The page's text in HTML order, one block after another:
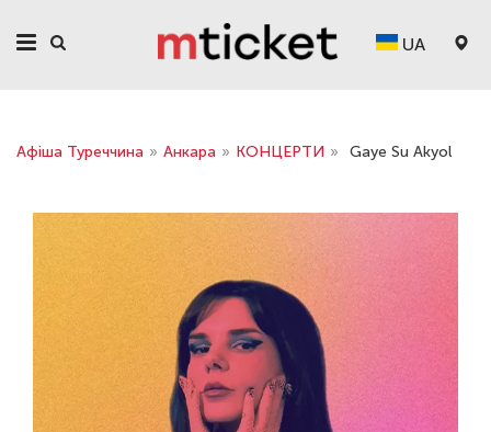
UA
Афіша Туреччина » Анкара » КОНЦЕРТИ » Gaye Su Akyol